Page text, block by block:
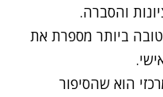
והסברה.
ביותר מספרת את
הוא שהסיפור